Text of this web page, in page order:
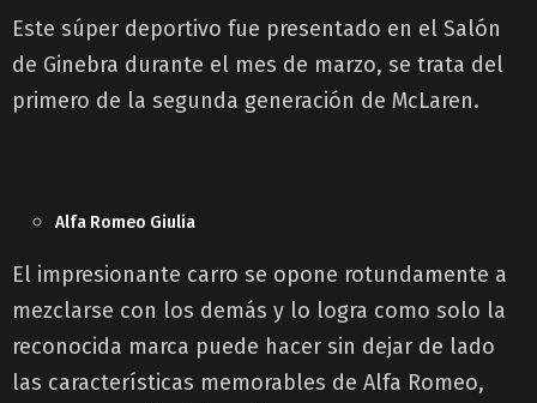
Este súper deportivo fue presentado en el Salón
de Ginebra durante el mes de marzo, se trata del
primero de la segunda generación de McLaren.
Alfa Romeo Giulia
El impresionante carro se opone rotundamente a
mezclarse con los demás y lo logra como solo la
reconocida marca puede hacer sin dejar de lado
las características memorables de Alfa Romeo,